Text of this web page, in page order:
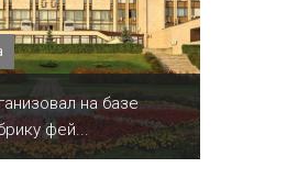
на базе
фей...